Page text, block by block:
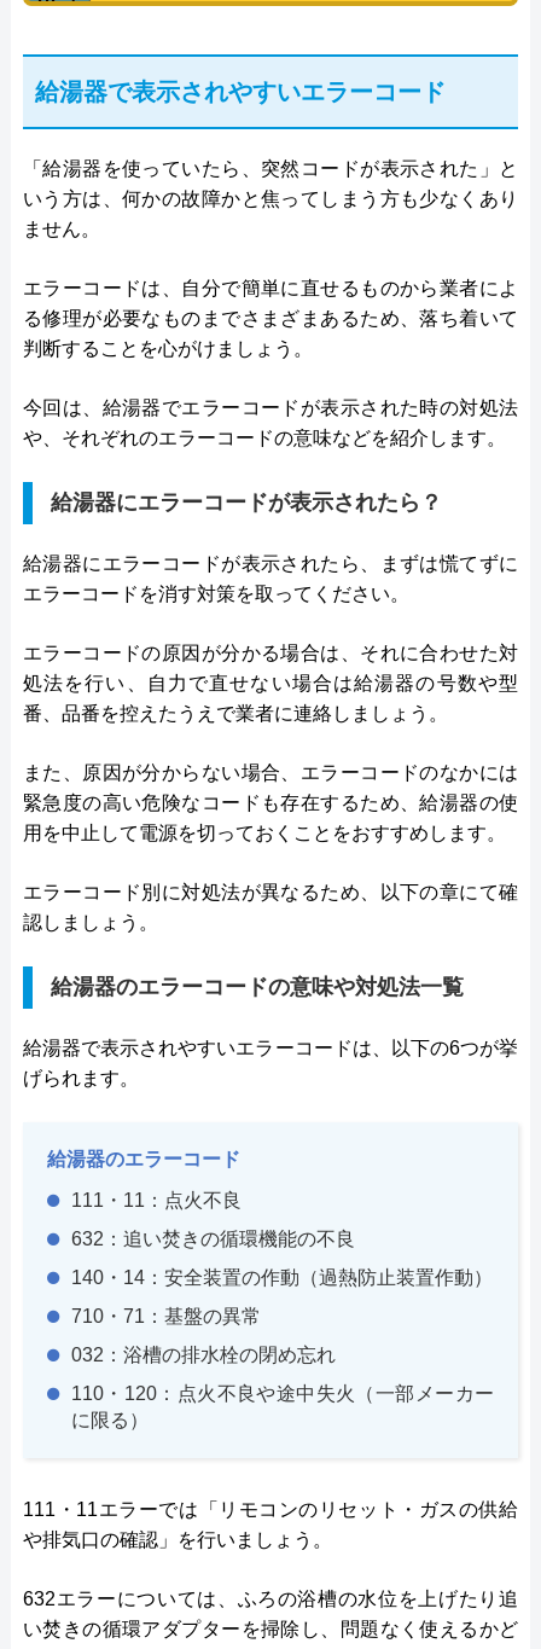
給湯器で表示されやすいエラーコード
「給湯器を使っていたら、突然コードが表示された」と
いう方は、何かの故障かと焦ってしまう方も少なくあり
ません。
エラーコードは、自分で簡単に直せるものから業者によ
る修理が必要なものまでさまざまあるため、落ち着いて
判断することを心がけましょう。
今回は、給湯器でエラーコードが表示された時の対処法
や、それぞれのエラーコードの意味などを紹介します。
給湯器にエラーコードが表示されたら？
給湯器にエラーコードが表示されたら、まずは慌てずに
エラーコードを消す対策を取ってください。
エラーコードの原因が分かる場合は、それに合わせた対
処法を行い、自力で直せない場合は給湯器の号数や型
番、品番を控えたうえで業者に連絡しましょう。
また、原因が分からない場合、エラーコードのなかには
緊急度の高い危険なコードも存在するため、給湯器の使
用を中止して電源を切っておくことをおすすめします。
エラーコード別に対処法が異なるため、以下の章にて確
認しましょう。
給湯器のエラーコードの意味や対処法一覧
給湯器で表示されやすいエラーコードは、以下の6つが挙
げられます。
給湯器のエラーコード
111・11：点火不良
632：追い焚きの循環機能の不良
140・14：安全装置の作動（過熱防止装置作動）
710・71：基盤の異常
032：浴槽の排水栓の閉め忘れ
110・120：点火不良や途中失火（一部メーカー
に限る）
111・11エラーでは「リモコンのリセット・ガスの供給
や排気口の確認」を行いましょう。
632エラーについては、ふろの浴槽の水位を上げたり追
い焚きの循環アダプターを掃除し、問題なく使えるかど